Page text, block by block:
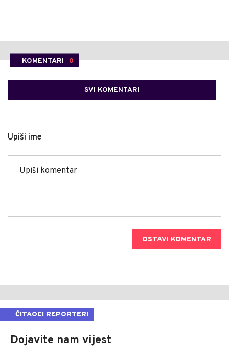
KOMENTARI 0
SVI KOMENTARI
Upiši ime
OSTAVI KOMENTAR
ČITAOCI REPORTERI
Dojavite nam vijest